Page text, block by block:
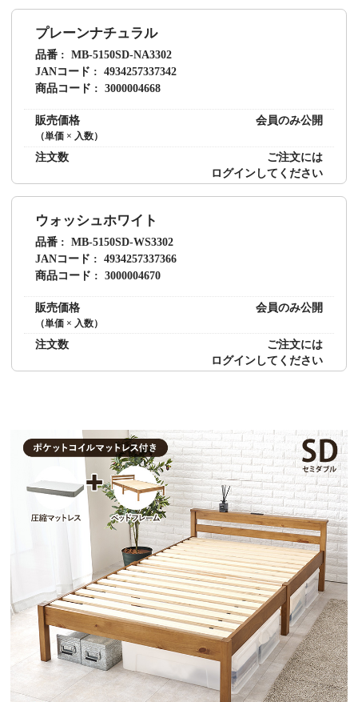
プレーンナチュラル
品番
MB-5150SD-NA3302
JANコード
4934257337342
商品コード
3000004668
販売価格
（単価 × 入数）
会員のみ公開
注文数
ご注文には
ログインしてください
ウォッシュホワイト
品番
MB-5150SD-WS3302
JANコード
4934257337366
商品コード
3000004670
販売価格
（単価 × 入数）
会員のみ公開
注文数
ご注文には
ログインしてください